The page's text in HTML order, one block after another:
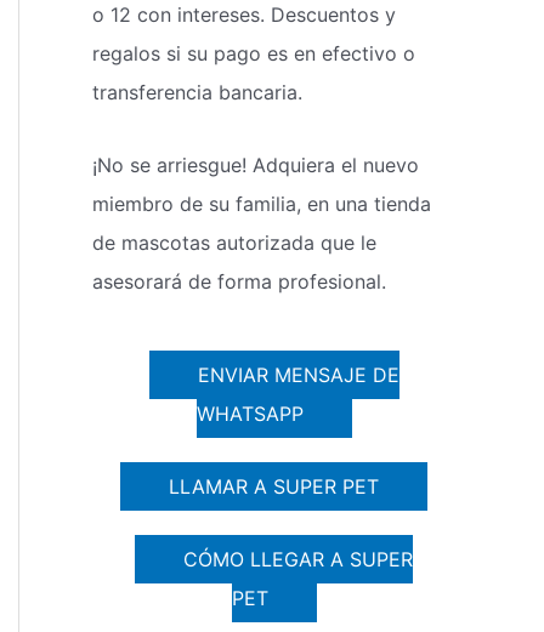
o 12 con intereses. Descuentos y
regalos si su pago es en efectivo o
transferencia bancaria.
¡No se arriesgue! Adquiera el nuevo
miembro de su familia, en una tienda
de mascotas autorizada que le
asesorará de forma profesional.
ENVIAR MENSAJE DE
WHATSAPP
LLAMAR A SUPER PET
CÓMO LLEGAR A SUPER
PET